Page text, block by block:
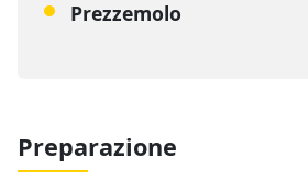
Prezzemolo
Preparazione